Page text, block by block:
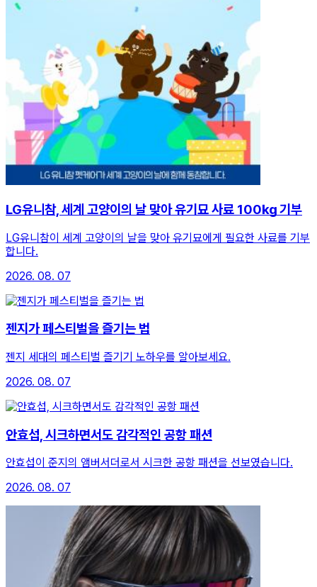
LG유니참, 세계 고양이의 날 맞아 유기묘 사료 100㎏ 기부
LG유니참이 세계 고양이의 날을 맞아 유기묘에게 필요한 사료를 기부
합니다.
2026. 08. 07
젠지가 페스티벌을 즐기는 법
젠지 세대의 페스티벌 즐기기 노하우를 알아보세요.
2026. 08. 07
안효섭, 시크하면서도 감각적인 공항 패션
안효섭이 준지의 앰버서더로서 시크한 공항 패션을 선보였습니다.
2026. 08. 07